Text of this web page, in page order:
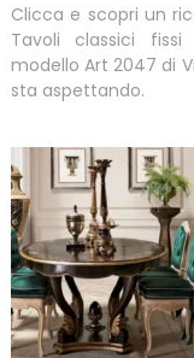
Clicca e scopri un
Tavoli classici
modello Art 2047 di
sta aspettando.